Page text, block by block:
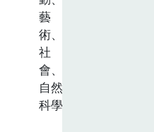
藝
術、
社
會、
自然
科學